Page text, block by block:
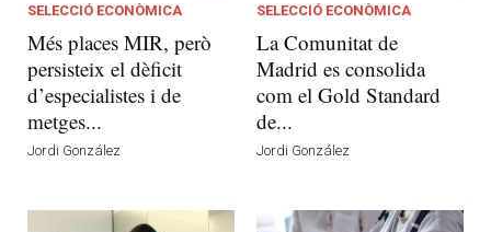
SELECCIÓ ECONÒMICA
Més places MIR, però
persisteix el dèficit
d’especialistes i de
metges...
Jordi González
SELECCIÓ ECONÒMICA
La Comunitat de
Madrid es consolida
com el Gold Standard
de...
Jordi González